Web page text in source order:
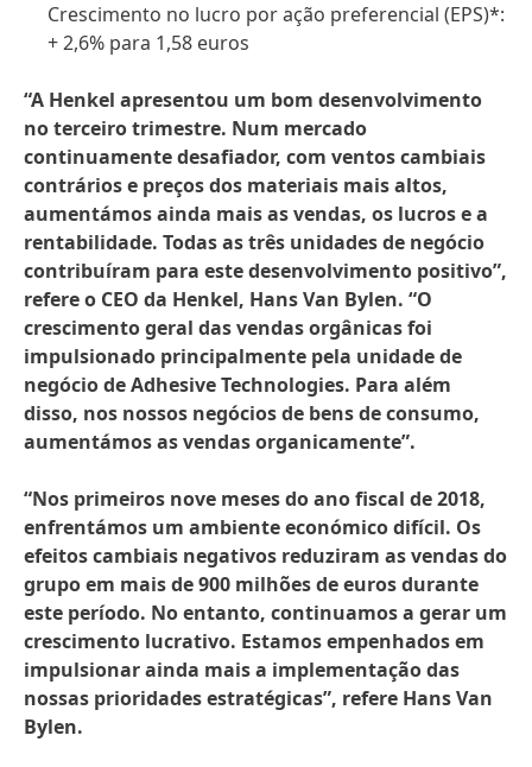
Crescimento no lucro por ação preferencial (EPS)*:
+ 2,6% para 1,58 euros
“A Henkel apresentou um bom desenvolvimento
no terceiro trimestre. Num mercado
continuamente desafiador, com ventos cambiais
contrários e preços dos materiais mais altos,
aumentámos ainda mais as vendas, os lucros e a
rentabilidade. Todas as três unidades de negócio
contribuíram para este desenvolvimento positivo”,
refere o CEO da Henkel, Hans Van Bylen. “O
crescimento geral das vendas orgânicas foi
impulsionado principalmente pela unidade de
negócio de Adhesive Technologies. Para além
disso, nos nossos negócios de bens de consumo,
aumentámos as vendas organicamente”.
“Nos primeiros nove meses do ano fiscal de 2018,
enfrentámos um ambiente económico difícil. Os
efeitos cambiais negativos reduziram as vendas do
grupo em mais de 900 milhões de euros durante
este período. No entanto, continuamos a gerar um
crescimento lucrativo. Estamos empenhados em
impulsionar ainda mais a implementação das
nossas prioridades estratégicas”, refere Hans Van
Bylen.